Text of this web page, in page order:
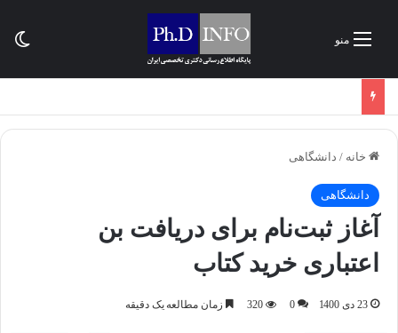
منو
خانه / دانشگاهی
دانشگاهی
آغاز ثبت‌نام برای دریافت بن
اعتباری خرید کتاب
23 دی 1400 0
320 زمان مطالعه یک دقیقه